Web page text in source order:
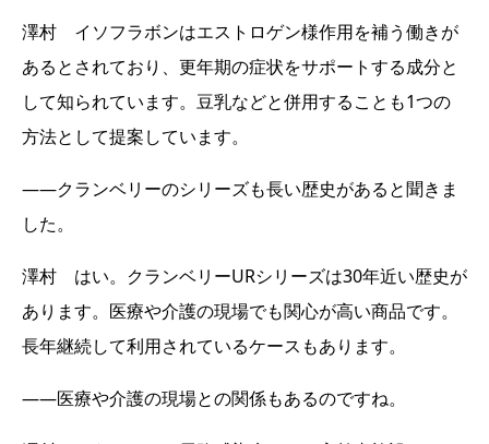
澤村 イソフラボンはエストロゲン様作用を補う働きが
あるとされており、更年期の症状をサポートする成分と
して知られています。豆乳などと併用することも1つの
方法として提案しています。
――クランベリーのシリーズも長い歴史があると聞きま
した。
澤村 はい。クランベリーURシリーズは30年近い歴史が
あります。医療や介護の現場でも関心が高い商品です。
長年継続して利用されているケースもあります。
――医療や介護の現場との関係もあるのですね。